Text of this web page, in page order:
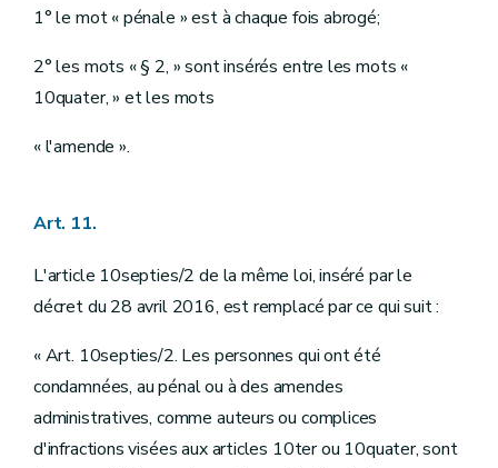
1° le mot « pénale » est à chaque fois abrogé;
2° les mots « § 2, » sont insérés entre les mots «
10quater, » et les mots
« l'amende ».
Art. 11.
L'article 10septies/2 de la même loi, inséré par le
décret du 28 avril 2016, est remplacé par ce qui suit :
« Art. 10septies/2. Les personnes qui ont été
condamnées, au pénal ou à des amendes
administratives, comme auteurs ou complices
d'infractions visées aux articles 10ter ou 10quater, sont